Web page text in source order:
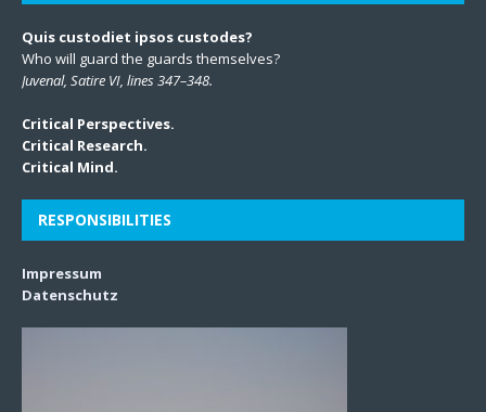
Quis custodiet ipsos custodes?
Who will guard the guards themselves?
Juvenal, Satire VI, lines 347–348.
Critical Perspectives.
Critical Research.
Critical Mind.
RESPONSIBILITIES
Impressum
Datenschutz